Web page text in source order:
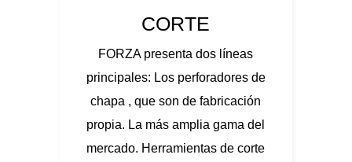
CORTE
FORZA presenta dos líneas
principales: Los perforadores de
chapa , que son de fabricación
propia. La más amplia gama del
mercado. Herramientas de corte